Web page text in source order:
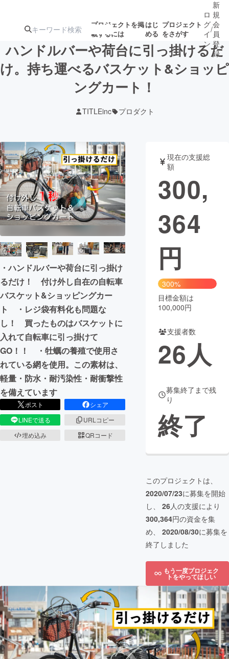
プロジェクトを掲
載するには
はじ
める
プロジェクト
をさがす
注目の新着プロ募集終了が近いプ
テクノロジー・ガジェット
映像・映画 書籍・雑誌
ビジネス・起業 チャレンジ
まちづくり・地域活性化
CAMPFIRE for Social Good
CAMPFIRE Creation
CAMPFIREふるさと納税
コミュニティ
ロ
グ
イ
ン
/
新
規
会
員
登
録
ハンドルバーや荷台に引っ掛けるだ
け。持ち運べるバスケット&ショッピ
ングカート！
TITLEinc プロダクト
・ハンドルバーや荷台に引っ掛け
るだけ！ 付け外し自在の自転車
バスケット&ショッピングカー
ト ・レジ袋有料化も問題な
し！ 買ったものはバスケットに
入れて自転車に引っ掛けて
GO！！ ・牡蠣の養殖で使用さ
れている網を使用。この素材は、
軽量・防水・耐汚染性・耐衝撃性
を備えています
ポスト
シェア
LINEで送る
URLコピー
埋め込み
QRコード
現在の支援総
額
300,
364
円
300%
目標金額は
100,000円
支援者数
26人
募集終了まで残
り
終了
このプロジェクトは、
2020/07/23に募集を開始
し、 26人の支援により
300,364円の資金を集
め、 2020/08/30に募集を
終了しました
もう一度プロジェク
トをやってほしい